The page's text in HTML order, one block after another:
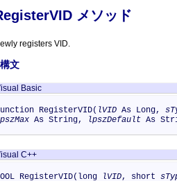
メソッド
registers VID.
構文
Basic
RegisterVID( lVID As Long,
As String, lpszDefault As
C++
RegisterVID(long lVID, short